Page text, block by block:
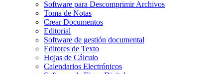
Software para Descomprimir Archivos
Toma de Notas
Crear Documentos
Editorial
Software de gestión documental
Editores de Texto
Hojas de Cálculo
Calendarios Electrónicos